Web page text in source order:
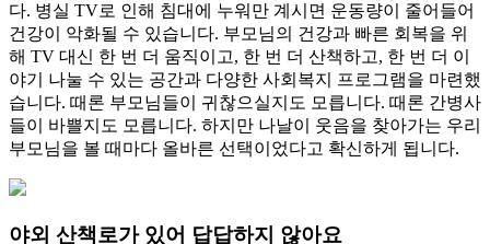
다. 병실 TV로 인해 침대에 누워만 계시면 운동량이 줄어들어
건강이 악화될 수 있습니다. 부모님의 건강과 빠른 회복을 위
해 TV 대신 한 번 더 움직이고, 한 번 더 산책하고, 한 번 더 이
야기 나눌 수 있는 공간과 다양한 사회복지 프로그램을 마련했
습니다. 때론 부모님들이 귀찮으실지도 모릅니다. 때론 간병사
들이 바쁠지도 모릅니다. 하지만 나날이 웃음을 찾아가는 우리
부모님을 볼 때마다 올바른 선택이었다고 확신하게 됩니다.
야외 산책로가 있어 답답하지 않아요